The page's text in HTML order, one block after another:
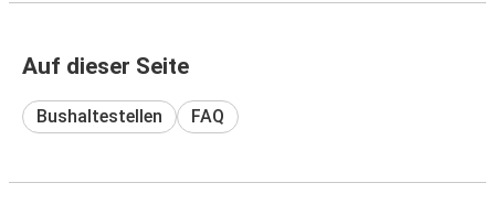
Auf dieser Seite
Bushaltestellen FAQ